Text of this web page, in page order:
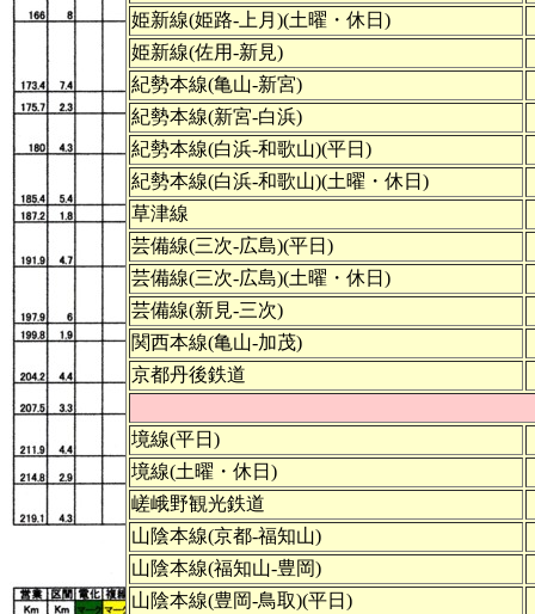
姫新線(姫路-上月)(土曜・休日)
姫新線(佐用-新見)
紀勢本線(亀山-新宮)
紀勢本線(新宮-白浜)
紀勢本線(白浜-和歌山)(平日)
紀勢本線(白浜-和歌山)(土曜・休日)
草津線
芸備線(三次-広島)(平日)
芸備線(三次-広島)(土曜・休日)
芸備線(新見-三次)
関西本線(亀山-加茂)
京都丹後鉄道
境線(平日)
境線(土曜・休日)
嵯峨野観光鉄道
山陰本線(京都-福知山)
山陰本線(福知山-豊岡)
山陰本線(豊岡-鳥取)(平日)